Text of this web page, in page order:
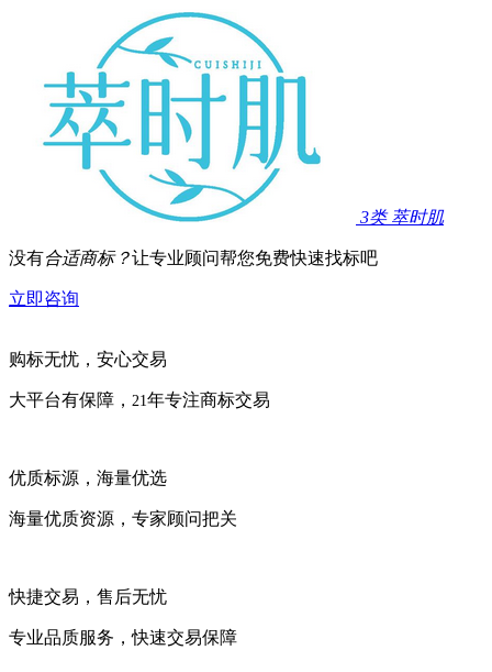
3类 萃时肌
没有合适商标？让专业顾问帮您免费快速找标吧
立即咨询
购标无忧，安心交易
大平台有保障， 21 年专注商标交易
优质标源，海量优选
海量优质资源，专家顾问把关
快捷交易，售后无忧
专业品质服务，快速交易保障